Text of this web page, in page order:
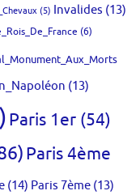
(5) Invalides (13)
(6)
(13)
Paris 1er (54)
Paris 4ème
(14) Paris 7ème (13)